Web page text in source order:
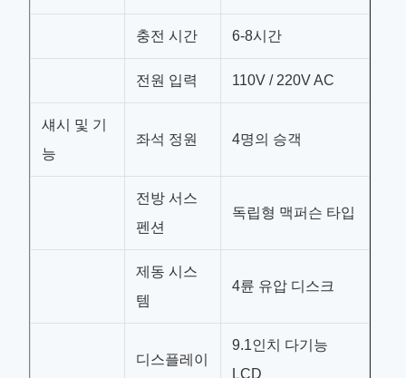
충전 시간 6-8시간
전원 입력 110V / 220V AC
섀시 및 기
능
좌석 정원 4명의 승객
전방 서스
펜션
독립형 맥퍼슨 타입
제동 시스
템
4륜 유압 디스크
디스플레이
9.1인치 다기능
LCD